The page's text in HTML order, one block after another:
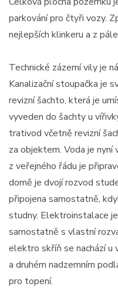
parkování pro čtyři vozy.
nejlepších klinkeru a z
Technické zázemí vily je
Kanalizační stoupačka je
revizní šachto, která je
vyveden do šachty u
trativod včetně revizní
za objektem. Voda je nyní
z veřejného řádu je
domě je dvojí rozvod
připojena samostatně,
studny. Elektroinstalace
samostatně s vlastní
elektro skříň se nachází u
a druhém nadzemním
pro topení.